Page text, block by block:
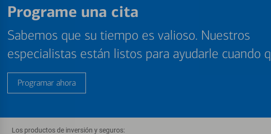
Programe una cita
Sabemos que su tiempo es valioso. Nuestros
especialistas están listos para ayudarle cuando
Programar ahora
Los productos de inversión y seguros: